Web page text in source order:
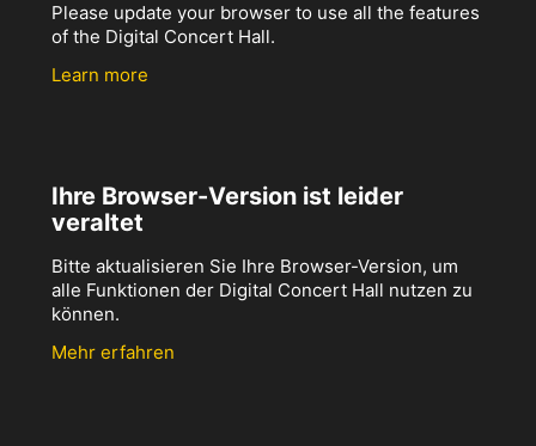
Please update your browser to use all the features
of the Digital Concert Hall.
Learn more
Ihre Browser-Version ist leider
veraltet
Bitte aktualisieren Sie Ihre Browser-Version, um
alle Funktionen der Digital Concert Hall nutzen zu
können.
Mehr erfahren